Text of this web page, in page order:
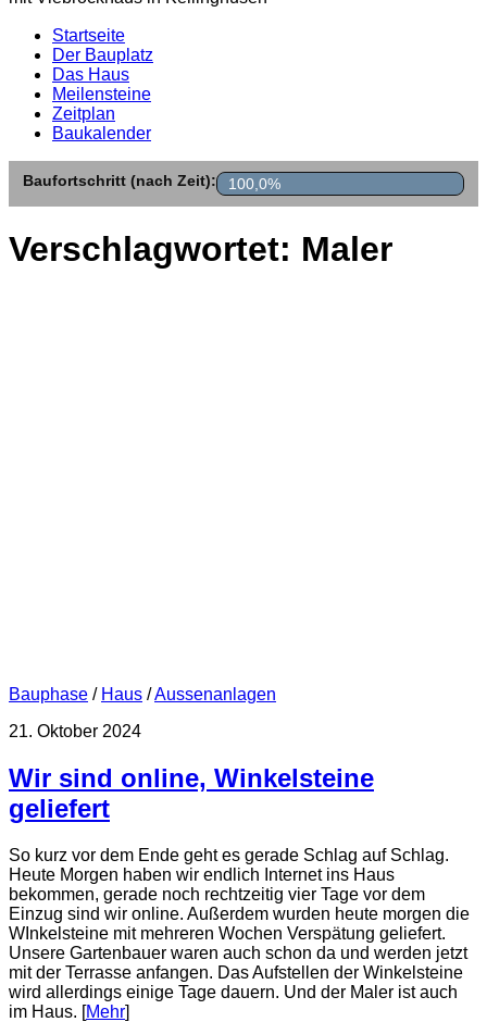
Startseite
Der Bauplatz
Das Haus
Meilensteine
Zeitplan
Baukalender
Baufortschritt (nach Zeit): 100,0%
Verschlagwortet: Maler
Bauphase / Haus /Aussenanlagen
21. Oktober 2024
Wir sind online, Winkelsteine
geliefert
So kurz vor dem Ende geht es gerade Schlag auf Schlag.
Heute Morgen haben wir endlich Internet ins Haus
bekommen, gerade noch rechtzeitig vier Tage vor dem
Einzug sind wir online. Außerdem wurden heute morgen die
WInkelsteine mit mehreren Wochen Verspätung geliefert.
Unsere Gartenbauer waren auch schon da und werden jetzt
mit der Terrasse anfangen. Das Aufstellen der Winkelsteine
wird allerdings einige Tage dauern. Und der Maler ist auch
im Haus. [Mehr]